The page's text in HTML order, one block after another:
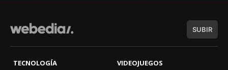
SUBIR
TECNOLOGÍA
VIDEOJUEGOS